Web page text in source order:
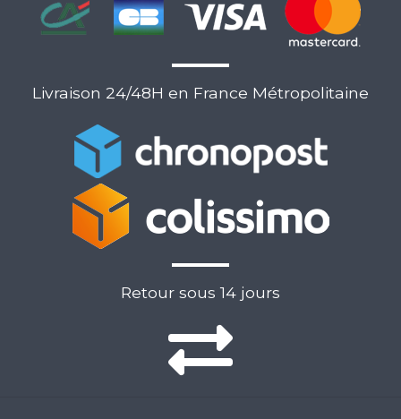
Livraison 24/48H en France Métropolitaine
Retour sous 14 jours